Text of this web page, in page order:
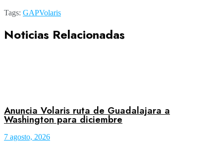
Tags: GAPVolaris
Noticias Relacionadas
Anuncia Volaris ruta de Guadalajara a
Washington para diciembre
7 agosto, 2026